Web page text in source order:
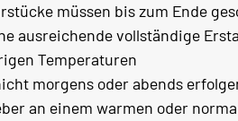
müssen bis zum Ende
ausreichende vollständige
Temperaturen
morgens oder abends
an einem warmen oder